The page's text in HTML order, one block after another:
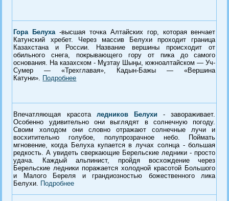
Гора Белуха -высшая точка Алтайских гор, которая венчает
Катунский хребет. Через массив Белухи проходит граница
Казахстана и России. Название вершины происходит от
обильного снега, покрывающего гору от пика до самого
основания. На казахском - Мұзтау Шыңы ,южноалтайском — Уч-
Сумер — «Трехглавая», Кадын-Бажы — «Вершина
Катуни».
Подробнее
Впечатляющая красота ледников Белухи - завораживает.
Особенно удивительно они выглядят в солнечную погоду.
Своим холодом они словно отражают солнечные лучи и
восхитительно голубое, полупрозрачное небо. Поймать
мгновение, когда Белуха купается в лучах солнца - большая
редкость. А увидеть сверкающие Берельские ледники - просто
удача. Каждый альпинист, пройдя восхождение через
Берельские ледники поражается холодной красотой Большого
и Малого Береля и грандиозностью божественного лика
Белухи.
Подробнее